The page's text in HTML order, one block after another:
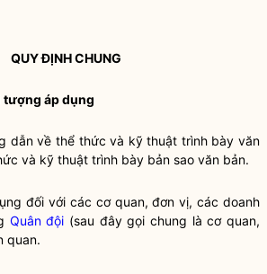
QUY ĐỊNH CHUNG
tượng áp dụng
dẫn về thể thức và kỹ thuật trình bày văn
và kỹ thuật trình bày bản sao văn bản.
đối với các cơ quan, đơn vị, các doanh
Quân đội (sau đây gọi chung là cơ quan,
quan.